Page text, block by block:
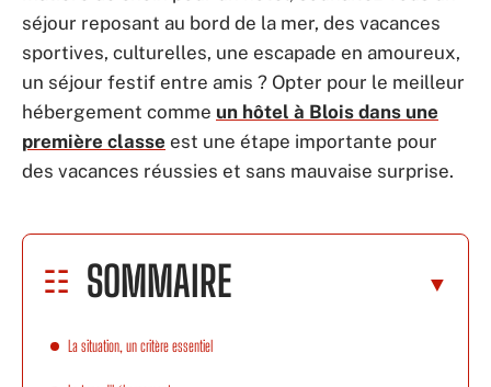
séjour reposant au bord de la mer, des vacances
sportives, culturelles, une escapade en amoureux,
un séjour festif entre amis ? Opter pour le meilleur
hébergement comme un hôtel à Blois dans une
première classe est une étape importante pour
des vacances réussies et sans mauvaise surprise.
SOMMAIRE
La situation, un critère essentiel